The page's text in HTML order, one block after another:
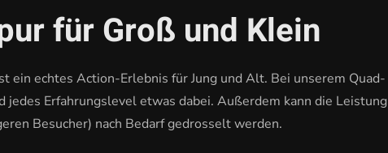
für Groß und Klein
ein echtes Action-Erlebnis für Jung und Alt. Bei unserem Quad-
jedes Erfahrungslevel etwas dabei. Außerdem kann die Leistung
Besucher) nach Bedarf gedrosselt werden.